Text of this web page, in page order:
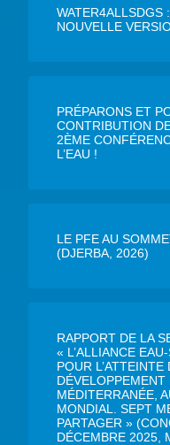
WATER4ALLSDGS
NOUVELLE
PRÉPARONS ET
CONTRIBUTION
2ÈME
L’EAU !
LE PFE AU
(DJERBA, 2026)
RAPPORT DE LA
« L’ALLIANCE
POUR
DÉVELOPPEMENT
MÉDITERRANÉE,
MONDIAL. SEPT
PARTAGER »
DÉCEMBRE 2025,